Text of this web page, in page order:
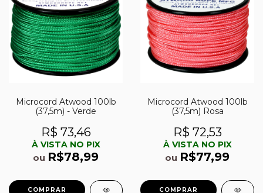
Microcord Atwood 100lb
(37,5m) - Verde
R$ 73,46
À VISTA NO PIX
ou R$78,99
Microcord Atwood 100lb
(37,5m) Rosa
R$ 72,53
À VISTA NO PIX
ou R$77,99